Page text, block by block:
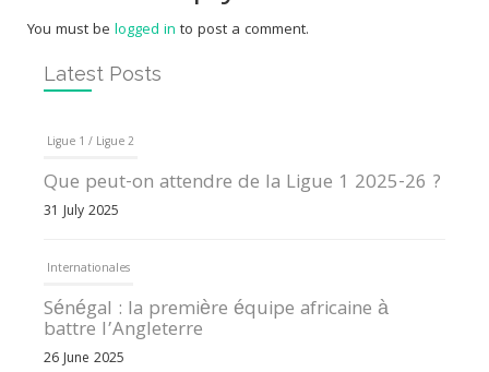
You must be logged in to post a comment.
Latest Posts
Ligue 1 / Ligue 2
Que peut-on attendre de la Ligue 1 2025-26 ?
31 July 2025
Internationales
Sénégal : la première équipe africaine à
battre l’Angleterre
26 June 2025